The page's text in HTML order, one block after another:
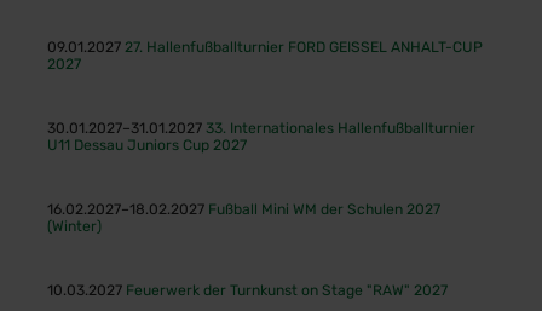
09.01.2027 27. Hallenfußballturnier FORD GEISSEL ANHALT-CUP
2027
30.01.2027–31.01.2027 33. Internationales Hallenfußballturnier
U11 Dessau Juniors Cup 2027
16.02.2027–18.02.2027 Fußball Mini WM der Schulen 2027
(Winter)
10.03.2027 Feuerwerk der Turnkunst on Stage "RAW" 2027